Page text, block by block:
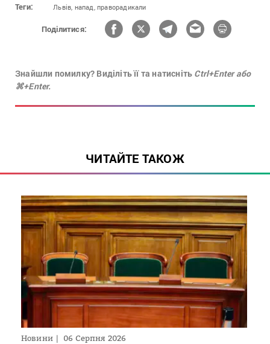
Теги: Львів, напад, праворадикали
Поділитися:
Знайшли помилку? Виділіть її та натисніть Ctrl+Enter або
⌘+Enter.
ЧИТАЙТЕ ТАКОЖ
Новини 06 Серпня 2026